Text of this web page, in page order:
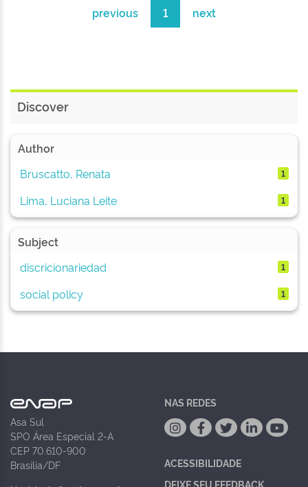
previous 1 next
Discover
Author
Bruscatto, Renata
1
Lima, Luciana Leite 1
Subject
discricionariedad
1
social policy 1
Asa Sul
SPO Área Especial 2-A
CEP 70.610-900
Brasília/DF
NAS REDES
ACESSIBILIDADE
DEIXE SEU FEEDBACK